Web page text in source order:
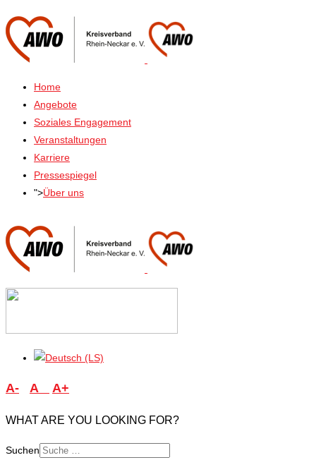
Home
Angebote
Soziales Engagement
Veranstaltungen
Karriere
Pressespiegel
">Über uns
A- A A+
WHAT ARE YOU LOOKING FOR?
Suchen